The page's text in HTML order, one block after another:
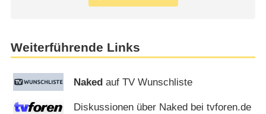
Weiterführende Links
Naked auf TV Wunschliste
Diskussionen über Naked bei tvforen.de